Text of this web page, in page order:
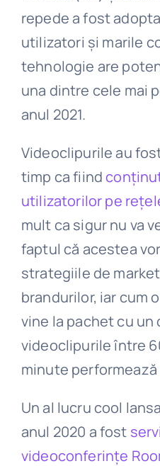
repede a fost
utilizatori și marile
tehnologie are
una dintre cele mai
anul 2021.
Videoclipurile au
timp ca fiind
utilizatorilor pe
mult ca sigur nu va
faptul că acestea
strategiile de
brandurilor, iar cum
vine la pachet cu un
videoclipurile între
minute performează
Un al lucru cool
anul 2020 a fost
videoconferințe